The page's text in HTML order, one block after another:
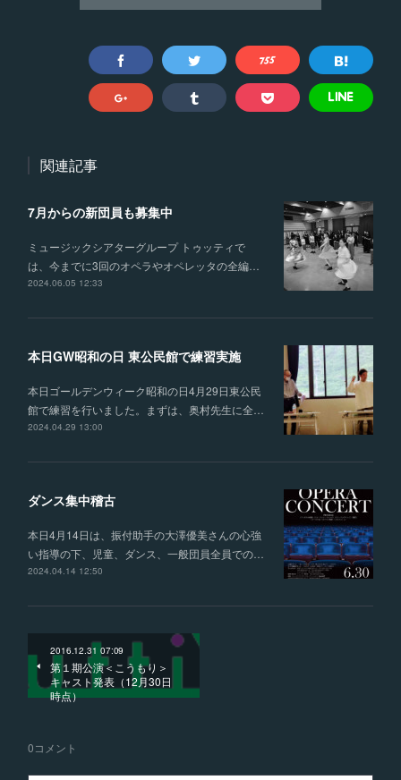
関連記事
7月からの新団員も募集中
ミュージックシアターグループ トゥッティで
は、今までに3回のオペラやオペレッタの全編…
2024.06.05 12:33
本日GW昭和の日 東公民館で練習実施
本日ゴールデンウィーク昭和の日4月29日東公民
館で練習を行いました。まずは、奥村先生に全…
2024.04.29 13:00
ダンス集中稽古
本日4月14日は、振付助手の大澤優美さんの心強
い指導の下、児童、ダンス、一般団員全員での…
2024.04.14 12:50
2016.12.31 07:09
第１期公演＜こうもり＞
キャスト発表（12月30日
時点）
0コメント